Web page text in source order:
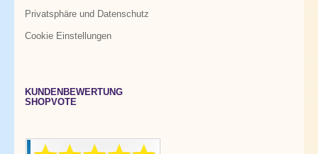
Privatsphäre und Datenschutz
Cookie Einstellungen
KUNDENBEWERTUNG
SHOPVOTE